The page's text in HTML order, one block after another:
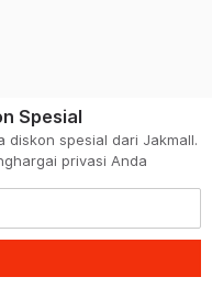
Spesial
diskon spesial dari Jakmall.
privasi Anda